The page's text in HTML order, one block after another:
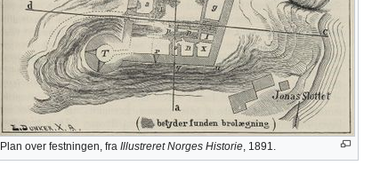
Plan over festningen, fra Illustreret Norges Historie, 1891.